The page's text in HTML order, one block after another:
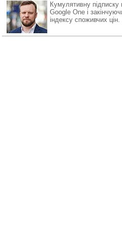
Кумулятивну
Google One і
індексу споживчих цін.